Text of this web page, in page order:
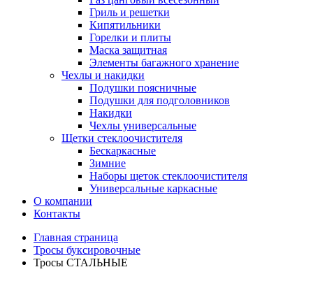
Гриль и решетки
Кипятильники
Горелки и плиты
Маска защитная
Элементы багажного хранение
Чехлы и накидки
Подушки поясничные
Подушки для подголовников
Накидки
Чехлы универсальные
Щетки стеклоочистителя
Бескаркасные
Зимние
Наборы щеток стеклоочистителя
Универсальные каркасные
О компании
Контакты
Главная страница
Тросы буксировочные
Тросы СТАЛЬНЫЕ